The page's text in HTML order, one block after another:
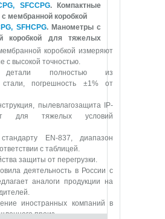
SFCCPG. Компактные
мембранной коробкой
SFHCPG. Манометры с
коробкой для тяжелых
коробкой измеряют
с высокой точностью.
детали полностью из
погрешность ±1% от
пылевлагозащита IP-
для тяжелых условий
EN-837, диапазон
с таблицей.
защиты от перегрузки.
деятельность в России с
аналоги продукции на
иностранных компаний в
произ...